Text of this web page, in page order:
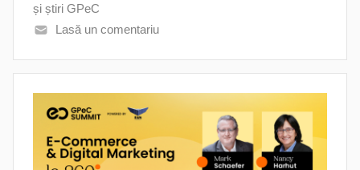
și știri GPeC
Lasă un comentariu